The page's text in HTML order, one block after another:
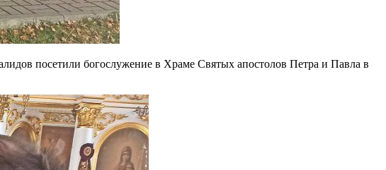
посетили богослужение в Храме Святых апостолов Петра и Павла в